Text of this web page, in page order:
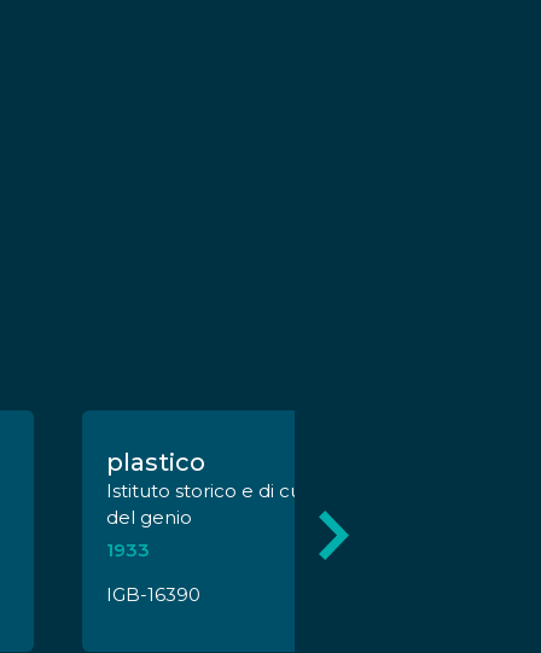
plastico
Istituto storico e di cultura dell'Arma
del genio
1933
IGB-16390